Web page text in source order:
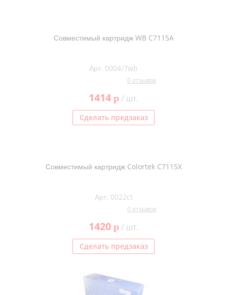
Совместимый картридж WB C7115A
Арт. 0004/7wb
0 отзывов
1414 p/ шт.
Сделать предзаказ
Совместимый картридж Colortek C7115X
Арт. 0022ct
0 отзывов
1420 p/ шт.
Сделать предзаказ